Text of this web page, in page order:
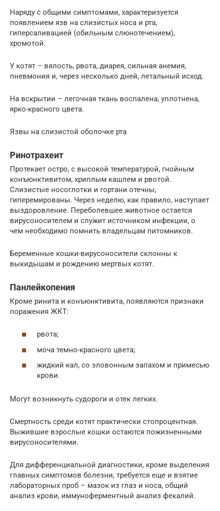
Наряду с общими симптомами, характеризуется
появлением язв на слизистых носа и рта,
гиперсаливацией (обильным слюнотечением),
хромотой.
У котят – вялость, рвота, диарея, сильная анемия,
пневмония и, через несколько дней, летальный исход.
На вскрытии – легочная ткань воспалена, уплотнена,
ярко-красного цвета.
Язвы на слизистой оболочке рта
Ринотрахеит
Протекает остро, с высокой температурой, гнойным
конъюнктивитом, хриплым кашлем и рвотой.
Слизистые носоглотки и гортани отечны,
гиперемированы. Через неделю, как правило, наступает
выздоровление. Переболевшее животное остается
вирусоносителем и служит источником инфекции, о
чем необходимо помнить владельцам питомников.
Беременные кошки-вирусоносители склонны к
выкидышам и рождению мертвых котят.
Панлейкопения
Кроме ринита и конъюнктивита, появляются признаки
поражения ЖКТ:
рвота;
моча темно-красного цвета;
жидкий кал, со зловонным запахом и примесью
крови.
Могут возникнуть судороги и отек легких.
Смертность среди котят практически стопроцентная.
Выжившие взрослые кошки остаются пожизненными
вирусоносителями.
Для дифференциальной диагностики, кроме выделения
главных симптомов болезни, требуется еще и взятие
лабораторных проб – мазок из глаз и носа, общий
анализ крови, иммуноферментный анализ фекалий.